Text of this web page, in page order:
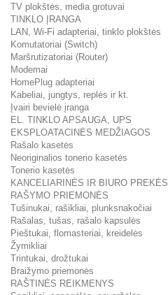
TV plokštės, media grotuvai
TINKLO ĮRANGA
LAN, Wi-Fi adapteriai, tinklo plokštės
Komutatoriai (Switch)
Maršrutizatoriai (Router)
Modemai
HomePlug adapteriai
Kabeliai, jungtys, replės ir kt.
Įvairi bevielė įranga
EL. TINKLO APSAUGA, UPS
EKSPLOATACINĖS MEDŽIAGOS
Rašalo kasetės
Neoriginalios tonerio kasetės
Tonerio kasetės
KANCELIARINĖS IR BIURO PREKĖS
RAŠYMO PRIEMONĖS
Tušinukai, rašikliai, plunksnakočiai
Rašalas, tušas, rašalo kapsulės
Pieštukai, flomasteriai, kreidelės
Žymikliai
Trintukai, drožtukai
Braižymo priemonės
RAŠTINĖS REIKMENYS